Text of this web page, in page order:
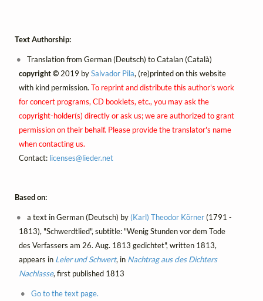
Text Authorship:
Translation from German (Deutsch) to Catalan (Català)
copyright ©2019 bySalvador Pila, (re)printed on this website
with kind permission. To reprint and distribute this author's work
for concert programs, CD booklets, etc., you may ask the
copyright-holder(s) directly or ask us; we are authorized to grant
permission on their behalf. Please provide the translator's name
when contacting us.
Contact: licenses@lieder.net
Based on:
a text in German (Deutsch) by (Karl) Theodor Körner(1791 -
1813), "Schwerdtlied", subtitle: "Wenig Stunden vor dem Tode
des Verfassers am 26. Aug. 1813 gedichtet", written 1813,
appears in Leier und Schwert, in Nachtrag aus des Dichters
Nachlasse, first published 1813
Go to the text page.